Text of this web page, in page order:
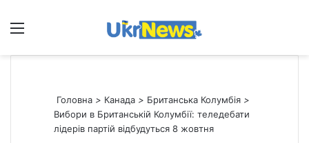
Меню
Головна > Канада > Британська Колумбія >
Вибори в Британській Колумбії: теледебати
лідерів партій відбудуться 8 жовтня